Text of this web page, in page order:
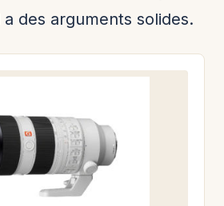
des arguments solides.